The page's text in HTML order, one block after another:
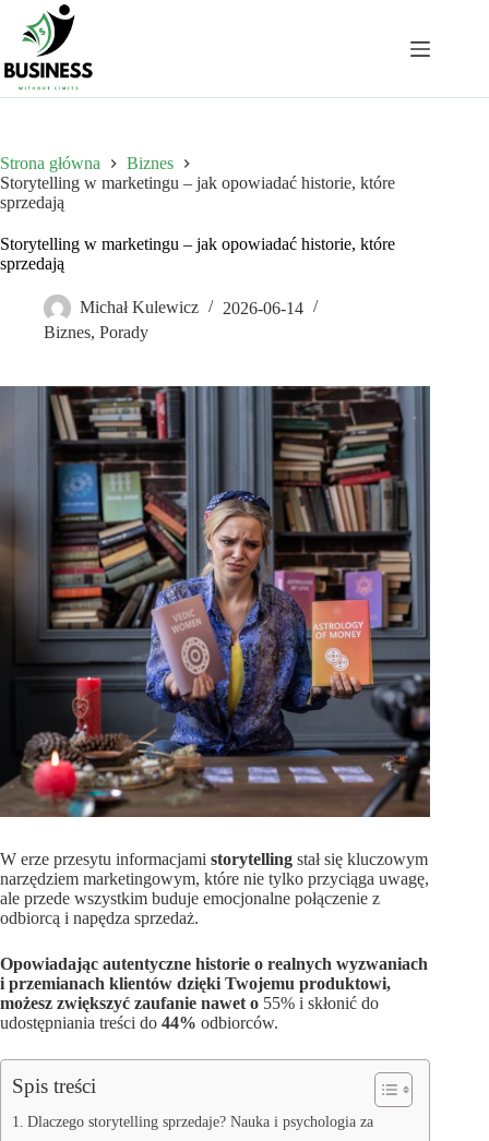
Przejdź
treści
Strona główna
Biznes
Storytelling w marketingu – jak opowiadać historie, które
sprzedają
Storytelling w marketingu – jak opowiadać historie, które
sprzedają
Michał Kulewicz
2026-06-14
Biznes, Porady
W erze przesytu informacjami storytelling stał się kluczowym
narzędziem marketingowym, które nie tylko przyciąga uwagę,
ale przede wszystkim buduje emocjonalne połączenie z
odbiorcą i napędza sprzedaż.
Opowiadając autentyczne historie o realnych wyzwaniach
i przemianach klientów dzięki Twojemu produktowi,
możesz zwiększyć zaufanie nawet o 55% i skłonić do
udostępniania treści do 44% odbiorców.
Spis treści
Dlaczego storytelling sprzedaje? Nauka i psychologia za